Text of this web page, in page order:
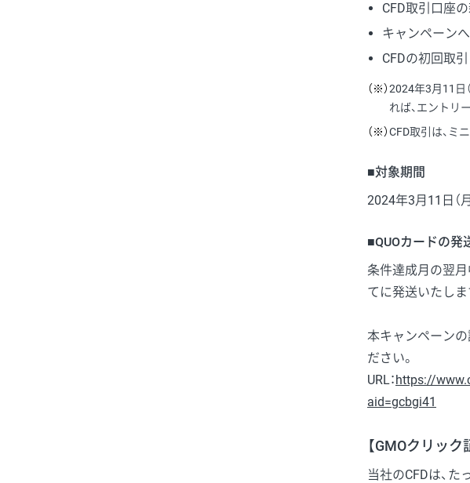
CFD取引口座
キャンペーン
CFDの初回取引
（※）2024年3月11日
れば、エントリ
（※）CFD取引は、ミ
■対象期間
2024年3月11日（
■QUOカードの発
条件達成月の翌
てに発送いたしま
本キャンペーン
ださい。
URL： https://
aid=gcbgi41
【GMOクリッ
当社のCFDは、た